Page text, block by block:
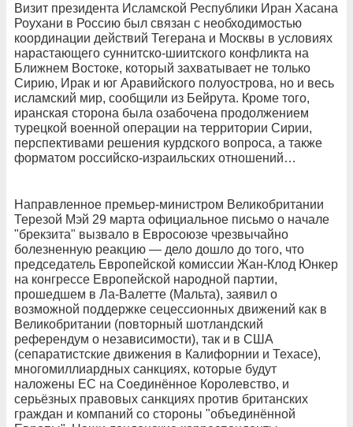
Визит президента Исламской Республики Иран Хасана
Роухани в Россию был связан с необходимостью
координации действий Тегерана и Москвы в условиях
нарастающего суннитско-шиитского конфликта на
Ближнем Востоке, который захватывает не только
Сирию, Ирак и юг Аравийского полуострова, но и весь
исламский мир, сообщили из Бейрута. Кроме того,
иранская сторона была озабочена продолжением
турецкой военной операции на территории Сирии,
перспективами решения курдского вопроса, а также
форматом российско-израильских отношений…
Направленное премьер-министром Великобритании
Терезой Мэй 29 марта официальное письмо о начале
"брекзита" вызвало в Евросоюзе чрезвычайно
болезненную реакцию — дело дошло до того, что
председатель Европейской комиссии Жан-Клод Юнкер
на конгрессе Европейской народной партии,
прошедшем в Ла-Валетте (Мальта), заявил о
возможной поддержке сецессионных движений как в
Великобритании (повторный шотландский
референдум о независимости), так и в США
(сепаратистские движения в Калифорнии и Техасе),
многомиллиардных санкциях, которые будут
наложены ЕС на Соединённое Королевство, и
серьёзных правовых санкциях против британских
граждан и компаний со стороны "объединённой